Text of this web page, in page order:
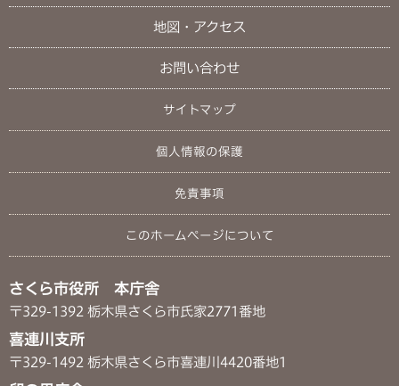
地図・アクセス
お問い合わせ
サイトマップ
個人情報の保護
免責事項
このホームページについて
さくら市役所 本庁舎
〒329-1392 栃木県さくら市氏家2771番地
喜連川支所
〒329-1492 栃木県さくら市喜連川4420番地1